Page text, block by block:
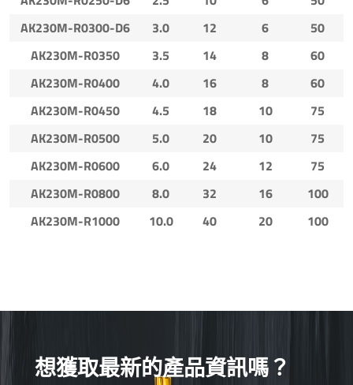
AK230M-R0300-D6
3.0 12 6
50
AK230M-R0350
3.5 14 8
60
AK230M-R0400
4.0 16 8
60
AK230M-R0450
4.5 18 10
75
AK230M-R0500
5.0 20 10
75
AK230M-R0600
6.0 24 12
75
AK230M-R0800
8.0 32 16
100
AK230M-R1000
10.0 40 20 100
想獲取最新的產品資訊嗎？